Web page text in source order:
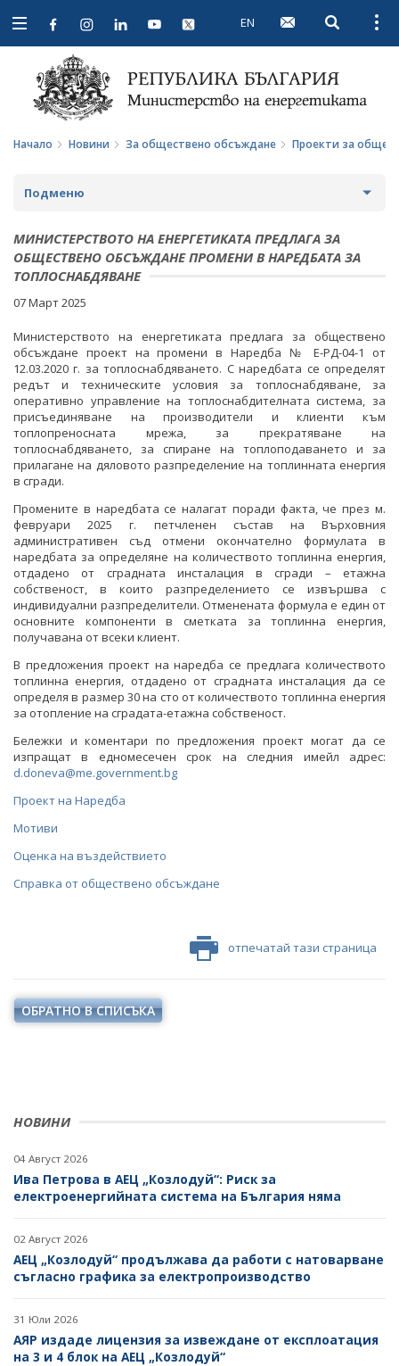
Open
navigation
EN Open
Начало Новини За обществено обсъждане Проекти за
НОВИНИ
04 Август 2026
Ива Петрова в АЕЦ „Козлодуй“: Риск за
електроенергийната система на България няма
02 Август 2026
АЕЦ „Козлодуй“ продължава да работи с натоварване
съгласно графика за електропроизводство
31 Юли 2026
АЯР издаде лицензия за извеждане от експлоатация
на 3 и 4 блок на АЕЦ „Козлодуй“
Подменю
НОВИНИ
ПРЕДСТОЯЩИ СЪБИТИЯ
ЗА ОБЩЕСТВЕНО ОБСЪЖДАНЕ
ПРОЕКТИ ЗА ОБЩЕСТВЕНО ОБСЪЖДАНЕ
ЗАВЪРШИЛИ ПРОЦЕДУРИ ЗА ОБЩЕСТВЕНО
ОБСЪЖДАНЕ
ИНТЕРВЮТА
ПАРЛАМЕНТАРЕН КОНТРОЛ
ФОТОГАЛЕРИЯ
ВИДЕОГАЛЕРИЯ
МИНИСТЕРСТВОТО НА ЕНЕРГЕТИКАТА ПРЕДЛАГА ЗА
ОБЩЕСТВЕНО ОБСЪЖДАНЕ ПРОМЕНИ В НАРЕДБАТА ЗА
ТОПЛОСНАБДЯВАНЕ
07 Март 2025
Министерството на енергетиката предлага за обществено
обсъждане проект на промени в Наредба № Е-РД-04-1 от
12.03.2020 г. за топлоснабдяването. С наредбата се определят
редът и техническите условия за топлоснабдяване, за
оперативно управление на топлоснабдителната система, за
присъединяване на производители и клиенти към
топлопреносната мрежа, за прекратяване на
топлоснабдяването, за спиране на топлоподаването и за
прилагане на дяловото разпределение на топлинната енергия
в сгради.
Промените в наредбата се налагат поради факта, че през м.
февруари 2025 г. петчленен състав на Върховния
административен съд отмени окончателно формулата в
наредбата за определяне на количеството топлинна енергия,
отдадено от сградната инсталация в сгради – етажна
собственост, в които разпределението се извършва с
индивидуални разпределители. Отменената формула е един от
основните компоненти в сметката за топлинна енергия,
получавана от всеки клиент.
В предложения проект на наредба се предлага количеството
топлинна енергия, отдадено от сградната инсталация да се
определя в размер 30 на сто от количеството топлинна енергия
за отопление на сградата-етажна собственост.
Бележки и коментари по предложения проект могат да се
изпращат в едномесечен срок на следния имейл адрес:
d.doneva@me.government.bg
Проект на Наредба
Мотиви
Оценка на въздействието
Справка от обществено обсъждане
отпечатай тази страница
ОБРАТНО В СПИСЪКА